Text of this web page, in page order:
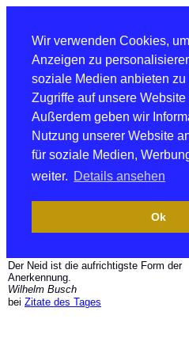
Wir verwenden Cookies,
Anzeigen zu
soziale Medien anbieten
Zugriffe auf unsere
Außerdem geben wir
Nutzung unserer Website
für soziale Medien,
weiter. Details ansehen
Ok
Der Neid ist die aufrichtigste Form der
Anerkennung.
Wilhelm Busch
bei Zitate des Tages